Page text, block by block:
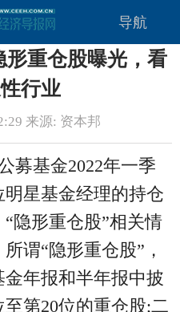
导航
形重仓股曝光，看
行业
来源: 资本邦
募基金2022年一季
星基金经理的持仓
隐形重仓股”相关情
谓“隐形重仓股”，
年报和半年报中披
第20位的重仓股;二